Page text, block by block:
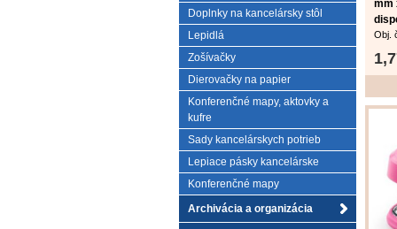
mm
Obj.
na
Doplnky na kancelársky stôl
Lepidlá
Zošívačky
Dierovačky na papier
Konferenčné mapy, aktovky a
kufre
Sady kancelárskych potrieb
Lepiace pásky kancelárske
Konferenčné mapy
Archivácia a organizácia